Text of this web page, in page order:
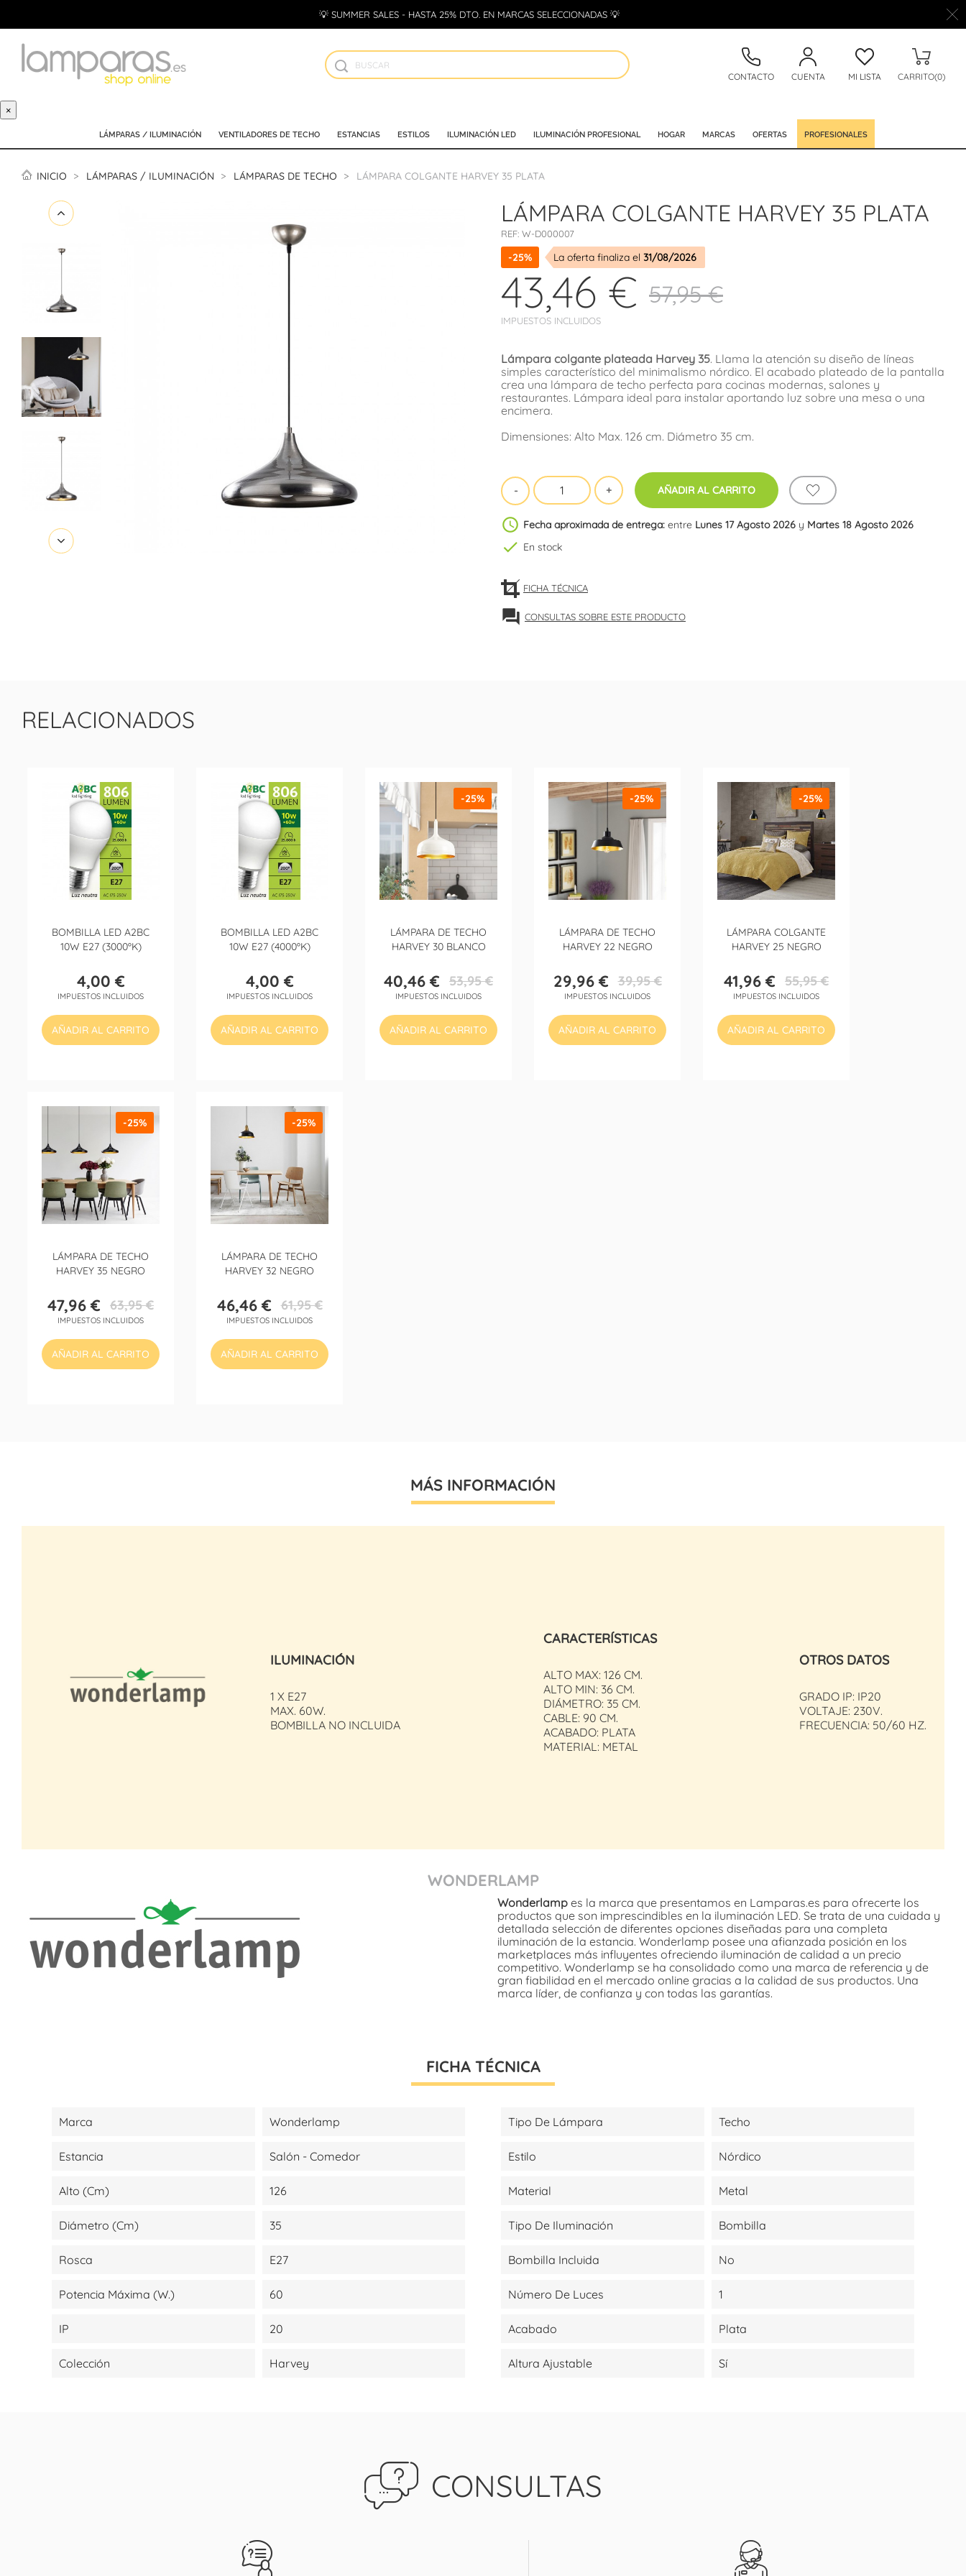
💡 SUMMER SALES - HASTA 25% DTO. EN MARCAS SELECCIONADAS 💡
CONTACTO CUENTA MI LISTA CARRITO(0)
×
LÁMPARAS / ILUMINACIÓN VENTILADORES DE TECHO ESTANCIAS ESTILOS ILUMINACIÓN LED ILUMINACIÓN PROFESIONAL HOGAR MARCAS OFERTAS PROFESIONALES
INICIO LÁMPARAS / ILUMINACIÓN LÁMPARAS DE TECHO LÁMPARA COLGANTE HARVEY 35 PLATA
LÁMPARA COLGANTE HARVEY 35 PLATA
REF: W-D000007
-25% La oferta finaliza el 31/08/2026
43,46 €
IMPUESTOS INCLUIDOS
57,95 €
Lámpara colgante plateada Harvey 35. Llama la atención su diseño de líneas
simples característico del minimalismo nórdico. El acabado plateado de la pantalla
crea una lámpara de techo perfecta para cocinas modernas, salones y
restaurantes. Lámpara ideal para instalar aportando luz sobre una mesa o una
encimera.
Dimensiones: Alto Max. 126 cm. Diámetro 35 cm.
AÑADIR AL CARRITO
schedule Fecha aproximada de entrega: entre Lunes 17 Agosto 2026 y Martes 18 Agosto 2026
check En stock
FICHA TÉCNICA
forum CONSULTAS SOBRE ESTE PRODUCTO
RELACIONADOS
BOMBILLA LED A2BC
10W E27 (3000ºK)
Precio
4,00 €
IMPUESTOS INCLUIDOS
AÑADIR AL CARRITO
BOMBILLA LED A2BC
10W E27 (4000ºK)
Precio
4,00 €
IMPUESTOS INCLUIDOS
AÑADIR AL CARRITO
LÁMPARA DE TECHO
HARVEY 30 BLANCO
Precio
40,46 €Precio
base
53,95 €
IMPUESTOS INCLUIDOS
-25%
AÑADIR AL CARRITO
LÁMPARA DE TECHO
HARVEY 22 NEGRO
Precio
29,96 €Precio
base
39,95 €
IMPUESTOS INCLUIDOS
-25%
AÑADIR AL CARRITO
LÁMPARA COLGANTE
HARVEY 25 NEGRO
Precio
41,96 € Precio
base
55,95 €
IMPUESTOS INCLUIDOS
-25%
AÑADIR AL CARRITO
LÁMPARA DE TECHO
HARVEY 35 NEGRO
Precio
47,96 €Precio
base
63,95 €
IMPUESTOS INCLUIDOS
-25%
AÑADIR AL CARRITO
LÁMPARA DE TECHO
HARVEY 32 NEGRO
Precio
46,46 €Precio
base
61,95 €
IMPUESTOS INCLUIDOS
-25%
AÑADIR AL CARRITO
MÁS INFORMACIÓN
ILUMINACIÓN
1 X E27
MAX. 60W.
BOMBILLA NO INCLUIDA
CARACTERÍSTICAS
ALTO MAX: 126 CM.
ALTO MIN: 36 CM.
DIÁMETRO: 35 CM.
CABLE: 90 CM.
ACABADO: PLATA
MATERIAL: METAL
OTROS DATOS
GRADO IP: IP20
VOLTAJE: 230V.
FRECUENCIA: 50/60 HZ.
WONDERLAMP
Wonderlamp es la marca que presentamos en Lamparas.es para ofrecerte los
productos que son imprescindibles en la iluminación LED. Se trata de una cuidada y
detallada selección de diferentes opciones diseñadas para una completa
iluminación de la estancia. Wonderlamp posee una afianzada posición en los
marketplaces más influyentes ofreciendo iluminación de calidad a un precio
competitivo. Wonderlamp se ha consolidado como una marca de referencia y de
gran fiabilidad en el mercado online gracias a la calidad de sus productos. Una
marca líder, de confianza y con todas las garantías.
FICHA TÉCNICA
Marca Wonderlamp Tipo De Lámpara Techo
Estancia Salón - Comedor Estilo Nórdico
Alto (cm) 126 Material Metal
Diámetro (cm) 35 Tipo De Iluminación Bombilla
Rosca E27 Bombilla Incluida No
Potencia Máxima (W.) 60 Número De Luces 1
IP 20 Acabado Plata
Colección Harvey Altura Ajustable Sí
CONSULTAS